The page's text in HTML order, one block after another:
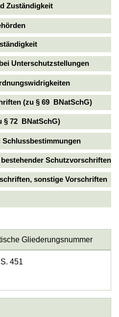
Zuständigkeit
Unterschutzstellungen
(zu § 69 BNatSchG)
§ 72 BNatSchG)
Schlussbestimmungen
Schutzvorschriften
sonstige Vorschriften
Gliederungsnummer
451